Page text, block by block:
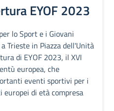
EYOF 2023
lo Sport e i Giovani
Trieste in Piazza dell'Unità
di EYOF 2023, il XVI
europea, che
eventi sportivi per i
di età compresa